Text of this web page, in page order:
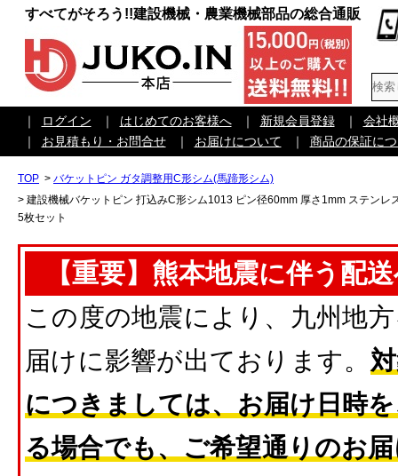
すべてがそろう!!建設機械・農業機械部品の総合通販
｜ ログイン ｜ はじめてのお客様へ ｜ 新規会員登録 ｜
会社
｜
お見積もり・お問合せ ｜ お届けについて ｜ 商品の保証に
TOP > バケットピン ガタ調整用C形シム(馬蹄形シム)
> 建設機械バケットピン 打込みC形シム1013 ピン径60mm 厚さ1mm ステンレ
5枚セット
【重要】熊本地震に伴う配
この度の地震により、九州地
届けに影響が出ております。
につきましては、お届け日時
る場合でも、ご希望通りのお